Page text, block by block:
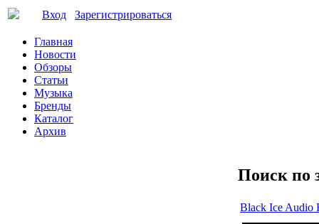
Вход Зарегистрироваться
Главная
Новости
Обзоры
Статьи
Музыка
Бренды
Каталог
Архив
Поиск по
Black Ice Audio